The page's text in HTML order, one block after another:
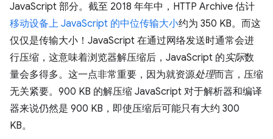
JavaScript 部分。截至 2018 年年中，HTTP Archive 估计
移动设备上 JavaScript 的中位传输大小约为 350 KB。而这
仅仅是传输大小！JavaScript 在通过网络发送时通常会进
行压缩，这意味着浏览器解压缩后，JavaScript 的实际数
量会多得多。这一点非常重要，因为就资源处理而言，压缩
无关紧要。900 KB 的解压缩 JavaScript 对于解析器和编译
器来说仍然是 900 KB，即使压缩后可能只有大约 300
KB。